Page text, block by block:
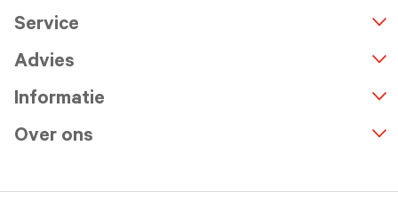
Service
Advies
Informatie
Over ons